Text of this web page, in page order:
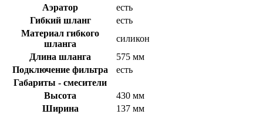
Аэратор
есть
Гибкий шланг
есть
Материал гибкого
шланга
силикон
Длина шланга
575 мм
Подключение фильтра
есть
Габариты - смесители
Высота
430 мм
Ширина
137 мм